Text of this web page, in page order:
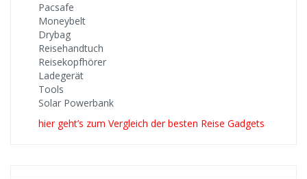
Pacsafe
Moneybelt
Drybag
Reisehandtuch
Reisekopfhörer
Ladegerät
Tools
Solar Powerbank
hier geht’s zum Vergleich der besten Reise Gadgets